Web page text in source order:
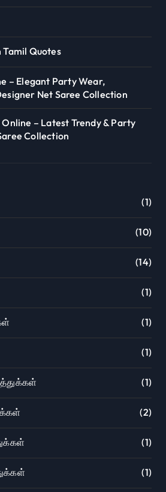
Tamil Quotes
– Elegant Party Wear,
Net Saree Collection
– Latest Trendy & Party
Collection
(1)
(10)
(14)
(1)
(1)
(1)
(1)
(2)
(1)
(1)